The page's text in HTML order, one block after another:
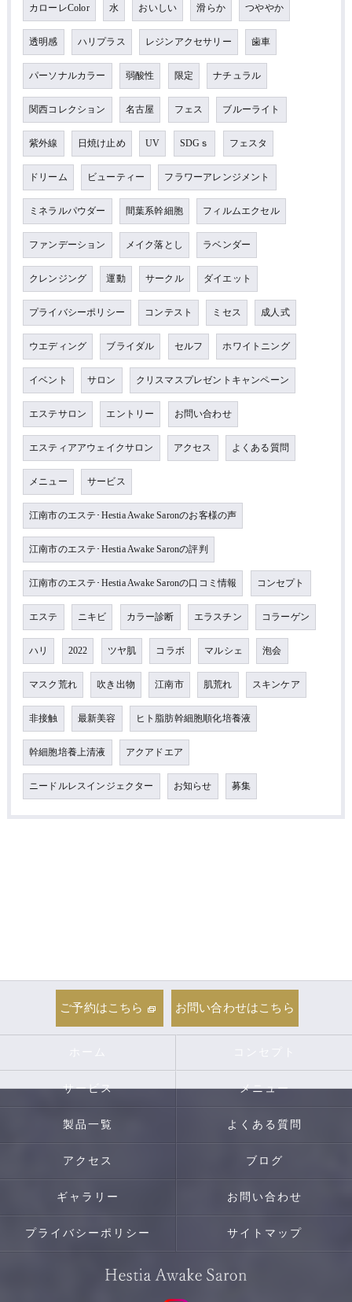
カローレColor 水 おいしい 滑らか つややか
透明感 ハリプラス レジンアクセサリー 歯車
パーソナルカラー 弱酸性 限定 ナチュラル
関西コレクション 名古屋 フェス ブルーライト
紫外線 日焼け止め UV SDGｓ フェスタ
ドリーム ビューティー フラワーアレンジメント
ミネラルパウダー 間葉系幹細胞 フィルムエクセル
ファンデーション メイク落とし ラベンダー
クレンジング 運動 サークル ダイエット
プライバシーポリシー コンテスト ミセス 成人式
ウエディング ブライダル セルフ ホワイトニング
イベント サロン クリスマスプレゼントキャンペーン
エステサロン エントリー お問い合わせ
エスティアアウェイクサロン アクセス よくある質問
メニュー サービス
江南市のエステ･Hestia Awake Saronのお客様の声
江南市のエステ･Hestia Awake Saronの評判
江南市のエステ･Hestia Awake Saronの口コミ情報 コンセプト
エステ ニキビ カラー診断 エラスチン コラーゲン
ハリ 2022 ツヤ肌 コラボ マルシェ 泡会
マスク荒れ 吹き出物 江南市 肌荒れ スキンケア
非接触 最新美容 ヒト脂肪幹細胞順化培養液
幹細胞培養上清液 アクアドエア
ニードルレスインジェクター お知らせ 募集
ご予約はこちら お問い合わせはこちら
サービス メニュー
製品一覧 よくある質問
アクセス ブログ
ギャラリー お問い合わせ
プライバシーポリシー サイトマップ